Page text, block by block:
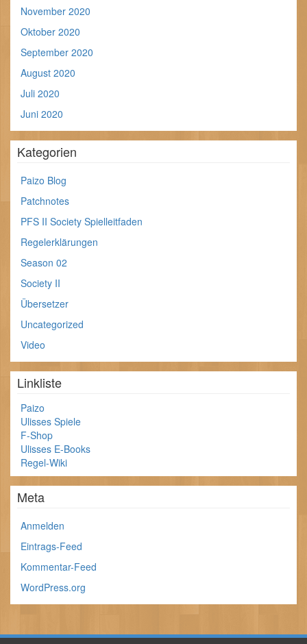
November 2020
Oktober 2020
September 2020
August 2020
Juli 2020
Juni 2020
Kategorien
Paizo Blog
Patchnotes
PFS II Society Spielleitfaden
Regelerklärungen
Season 02
Society II
Übersetzer
Uncategorized
Video
Linkliste
Paizo
Ulisses Spiele
F-Shop
Ulisses E-Books
Regel-Wiki
Meta
Anmelden
Eintrags-Feed
Kommentar-Feed
WordPress.org